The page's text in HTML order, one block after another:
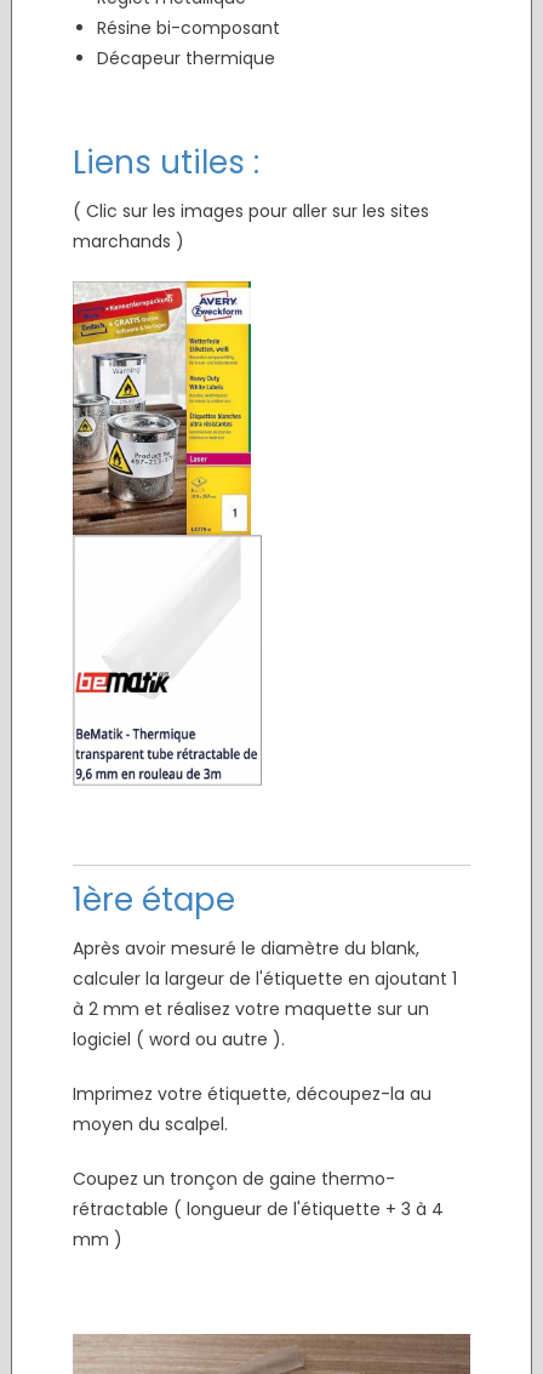
Résine bi-composant
Décapeur thermique
Liens utiles :
( Clic sur les images pour aller sur les sites
marchands )
1ère étape
Après avoir mesuré le diamètre du blank,
calculer la largeur de l'étiquette en ajoutant 1
à 2 mm et réalisez votre maquette sur un
logiciel ( word ou autre ).
Imprimez votre étiquette, découpez-la au
moyen du scalpel.
Coupez un tronçon de gaine thermo-
rétractable ( longueur de l'étiquette + 3 à 4
mm )